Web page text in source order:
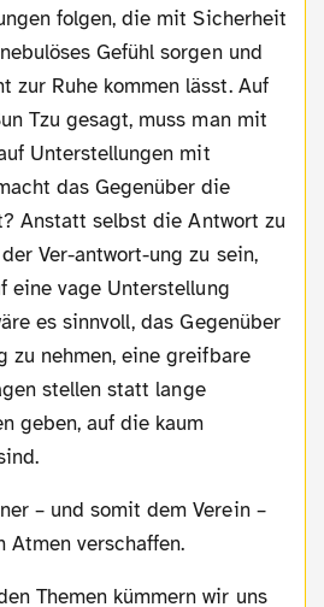
folgen, die mit Sicherheit
Gefühl sorgen und
zur Ruhe kommen lässt. Auf
Tzu gesagt, muss man mit
Unterstellungen mit
das Gegenüber die
Anstatt selbst die Antwort zu
Ver-antwort-ung zu sein,
eine vage Unterstellung
es sinnvoll, das Gegenüber
zu nehmen, eine greifbare
stellen statt lange
geben, auf die kaum
Atmen verschaffen.